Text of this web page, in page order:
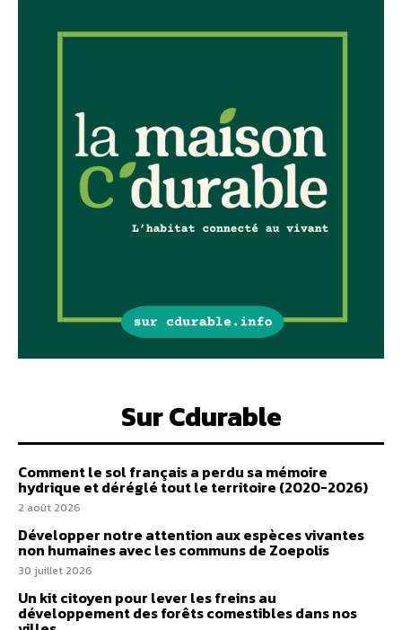
Sur Cdurable
Comment le sol français a perdu sa mémoire
hydrique et déréglé tout le territoire (2020-2026)
2 août 2026
Développer notre attention aux espèces vivantes
non humaines avec les communs de Zoepolis
30 juillet 2026
Un kit citoyen pour lever les freins au
développement des forêts comestibles dans nos